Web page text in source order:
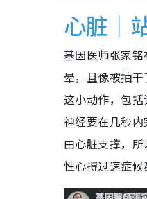
心脏｜
基因医师张家
晕，且像被抽
这小动作，包
神经要在几秒
由心脏支撑，
性心搏过速症